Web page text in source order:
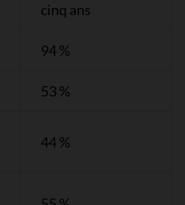
cinq ans
94 %
53 %
44 %